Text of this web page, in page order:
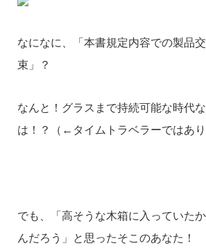
なになに、「本書規定内容での製品
束」？
なんと！グラスまで持続可能な時代
は！？（←タイムトラベラーではあり
でも、「高そうな木箱に入っていた
んだろう」と思ったそこのあなた！